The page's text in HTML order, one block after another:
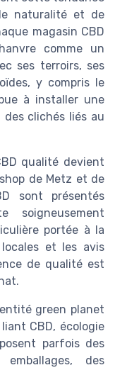
naturalité et de
magasin CBD
comme un
ses terroirs, ses
y compris le
à installer une
clichés liés au
qualité devient
de Metz et de
sont présentés
soigneusement
portée à la
et les avis
de qualité est
green planet
CBD, écologie
parfois des
des